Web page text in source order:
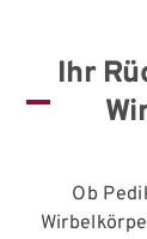
Ihr
Ob